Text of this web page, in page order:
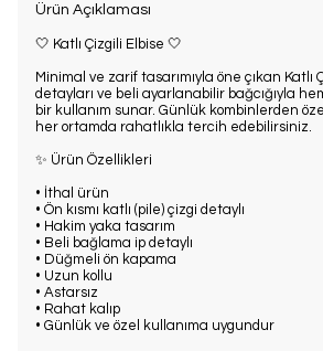
Ürün Açıklaması
🤍 Katlı Çizgili Elbise 🤍
Minimal ve zarif tasarımıyla öne çıkan Katlı
detayları ve beli ayarlanabilir bağcığıyla
bir kullanım sunar. Günlük kombinlerden
her ortamda rahatlıkla tercih edebilirsiniz.
✨ Ürün Özellikleri
• İthal ürün
• Ön kısmı katlı (pile) çizgi detaylı
• Hakim yaka tasarım
• Beli bağlama ip detaylı
• Düğmeli ön kapama
• Uzun kollu
• Astarsız
• Rahat kalıp
• Günlük ve özel kullanıma uygundur